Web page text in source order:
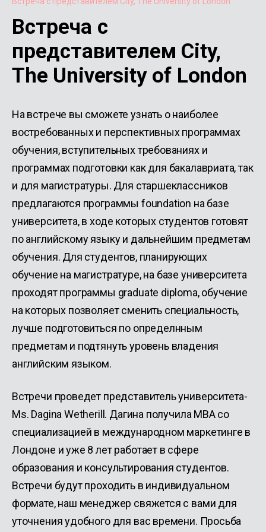
Встреча с
представителем City,
The University of London
На встрече вы сможете узнать о наиболее
востребованных и перспективных программах
обучения, вступительных требованиях и
программах подготовки как для бакалавриата, так
и для магистратуры. Для старшеклассников
предлагаются программы foundation на базе
университета, в ходе которых студентов готовят
по английскому языку и дальнейшим предметам
обучения. Для студентов, планирующих
обучение на магистратуре, на базе университета
проходят программы graduate diploma, обучение
на которых позволяет сменить специальность,
лучше подготовиться по определнным
предметам и подтянуть уровень владения
английским языком.
Встречи проведет представитель университета-
Ms. Dagina Wetherill. Дагина получила MBA со
специализацией в международном маркетинге в
Лондоне и уже 8 лет работает в сфере
образования и консультирования студентов.
Встречи будут проходить в индивидуальном
формате, наш менеджер свяжется с вами для
уточнения удобного для вас времени. Просьба